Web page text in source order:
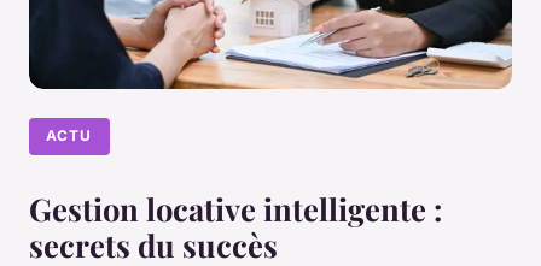
ACTU
Gestion locative intelligente :
secrets du succès